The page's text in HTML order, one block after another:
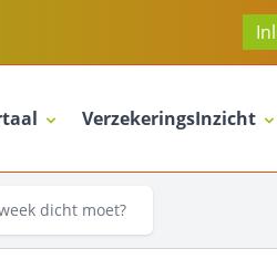
VerzekeringsInzicht
dicht moet?